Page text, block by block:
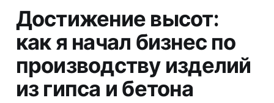
Достижение высот:
как я начал бизнес по
производству изделий
из гипса и бетона